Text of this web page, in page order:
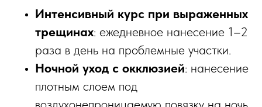
Интенсивный курс при выраженных
трещинах: ежедневное нанесение 1–2
раза в день на проблемные участки.​
Ночной уход с окклюзией: нанесение
плотным слоем под